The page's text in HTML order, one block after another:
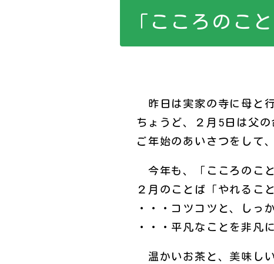
「こころのこ
昨日は実家の寺に母と
ちょうど、２月5日は父の
ご年始のあいさつをして
今年も、「こころのこ
２月のことば「やれるこ
・・・コツコツと、しっ
・・・平凡なことを非凡
温かいお茶と、美味し